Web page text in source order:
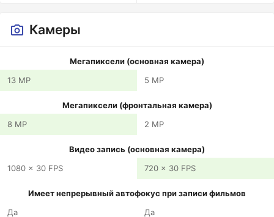
Камеры
Мегапиксели (основная камера)
13 MP
5 MP
Мегапиксели (фронтальная камера)
8 MP
2 MP
Видео запись (основная камера)
1080 x 30 FPS
720 x 30 FPS
Имеет непрерывный автофокус при записи фильмов
Да
Да